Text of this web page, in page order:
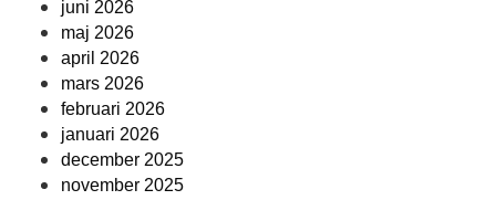
juni 2026
maj 2026
april 2026
mars 2026
februari 2026
januari 2026
december 2025
november 2025